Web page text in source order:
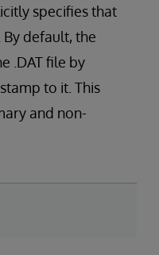
specifies that
default, the
.DAT file by
to it. This
and non-